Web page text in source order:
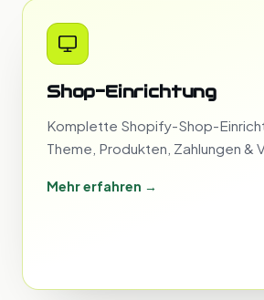
Shop-Einrichtung
Komplette Shopify-Shop-
Theme, Produkten, Zahlungen &
Mehr erfahren →